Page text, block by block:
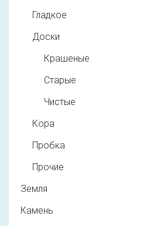
Гладкое
Доски
Крашеные
Старые
Чистые
Кора
Пробка
Прочие
Земля
Камень